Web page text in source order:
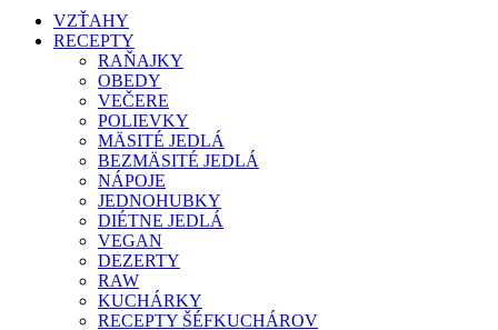
VZŤAHY
RECEPTY
RAŇAJKY
OBEDY
VEČERE
POLIEVKY
MÄSITÉ JEDLÁ
BEZMÄSITÉ JEDLÁ
NÁPOJE
JEDNOHUBKY
DIÉTNE JEDLÁ
VEGAN
DEZERTY
RAW
KUCHÁRKY
RECEPTY ŠÉFKUCHÁROV